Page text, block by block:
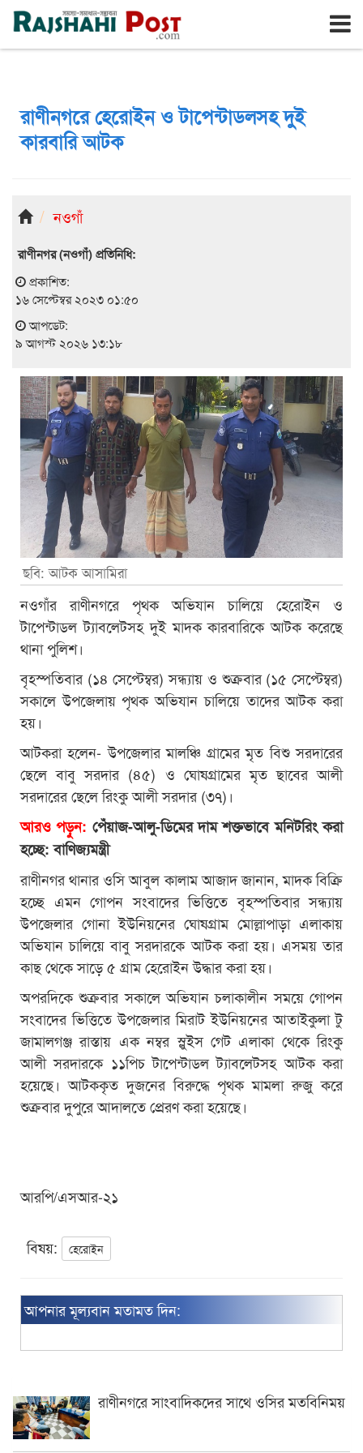
রাজশাহী রবিবার, ৯ই আগস্ট ২০২৬, ২৬শে শ্রাবণ ১৪৩৩
রাণীনগরে হেরোইন ও টাপেন্টাডলসহ দুই
কারবারি আটক
নওগাঁ
রাণীনগর (নওগাঁ) প্রতিনিধি:
প্রকাশিত:
১৬ সেপ্টেম্বর ২০২৩ ০১:৫০
আপডেট:
৯ আগস্ট ২০২৬ ১৩:১৮
ছবি: আটক আসামিরা
নওগাঁর রাণীনগরে পৃথক অভিযান চালিয়ে হেরোইন ও
টাপেন্টাডল ট্যাবলেটসহ দুই মাদক কারবারিকে আটক করেছে
থানা পুলিশ।
বৃহস্পতিবার (১৪ সেপ্টেম্বর) সন্ধ্যায় ও শুক্রবার (১৫ সেপ্টেম্বর)
সকালে উপজেলায় পৃথক অভিযান চালিয়ে তাদের আটক করা
হয়।
আটকরা হলেন- উপজেলার মালঞ্চি গ্রামের মৃত বিশু সরদারের
ছেলে বাবু সরদার (৪৫) ও ঘোষগ্রামের মৃত ছাবের আলী
সরদারের ছেলে রিংকু আলী সরদার (৩৭)।
আরও পড়ুন: পেঁয়াজ-আলু-ডিমের দাম শক্তভাবে মনিটরিং করা
হচ্ছে: বাণিজ্যমন্ত্রী
রাণীনগর থানার ওসি আবুল কালাম আজাদ জানান, মাদক বিক্রি
হচ্ছে এমন গোপন সংবাদের ভিত্তিতে বৃহস্পতিবার সন্ধ্যায়
উপজেলার গোনা ইউনিয়নের ঘোষগ্রাম মোল্লাপাড়া এলাকায়
অভিযান চালিয়ে বাবু সরদারকে আটক করা হয়। এসময় তার
কাছ থেকে সাড়ে ৫ গ্রাম হেরোইন উদ্ধার করা হয়।
অপরদিকে শুক্রবার সকালে অভিযান চলাকালীন সময়ে গোপন
সংবাদের ভিত্তিতে উপজেলার মিরাট ইউনিয়নের আতাইকুলা টু
জামালগঞ্জ রাস্তায় এক নম্বর স্লুইস গেট এলাকা থেকে রিংকু
আলী সরদারকে ১১পিচ টাপেন্টাডল ট্যাবলেটসহ আটক করা
হয়েছে। আটককৃত দুজনের বিরুদ্ধে পৃথক মামলা রুজু করে
শুক্রবার দুপুরে আদালতে প্রেরণ করা হয়েছে।
আরপি/এসআর-২১
বিষয়: হেরোইন
আপনার মূল্যবান মতামত দিন:
রাণীনগরে সাংবাদিকদের সাথে ওসির মতবিনিময়